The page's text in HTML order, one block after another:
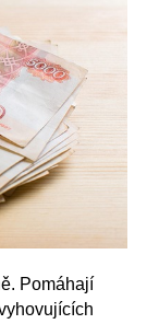
Pomáhají